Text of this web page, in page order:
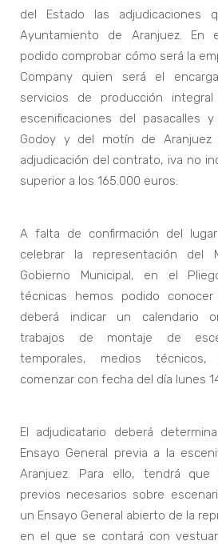
del Estado las adjudicaciones
Ayuntamiento de Aranjuez. En
podido comprobar cómo será la
Company quien será el
servicios de producción
escenificaciones del pasacalles
Godoy y del motín de Aranjuez
adjudicación del contrato, iva no
superior a los 165.000 euros.
A falta de confirmación del
celebrar la representación del
Gobierno Municipal, en el
técnicas hemos podido
deberá indicar un calendario
trabajos de montaje de
temporales, medios
comenzar con fecha del día lunes
El adjudicatario deberá
Ensayo General previa a la
Aranjuez. Para ello, tendrá que
previos necesarios sobre
un Ensayo General abierto de la
en el que se contará con